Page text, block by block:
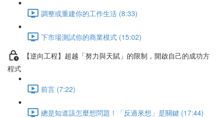
調整或重建你的工作生活 (8:33)
下市場測試你的商業模式 (15:02)
【逆向工程】超越「努力與天賦」的限制，開啟自己的成功方
程式
前言 (7:22)
總是知道該怎麼想問題！「反過來想」是關鍵 (17:44)